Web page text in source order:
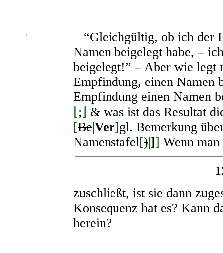
/
“Gleichgültig, ob ich der
Namen beigelegt habe, –
beigelegt!” – Aber wie legt
Empfindung, einen Namen
Empfindung einen Namen
;
& was ist das Resultat
[Be|Ver]gl. Bemerkung
Namenstafel[)|]] Wenn
zuschließt, ist sie dann
Konsequenz hat es? Kann
herein?